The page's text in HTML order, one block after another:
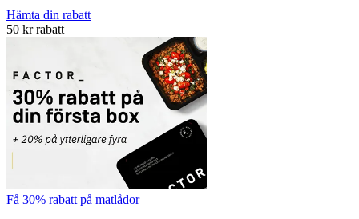
Hämta din rabatt
50 kr rabatt
Få 30% rabatt på matlådor